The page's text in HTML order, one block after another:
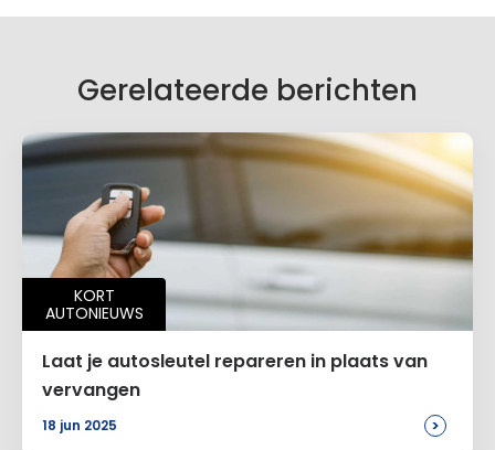
Gerelateerde berichten
KORT
AUTONIEUWS
Laat je autosleutel repareren in plaats van
vervangen
18 jun 2025 >